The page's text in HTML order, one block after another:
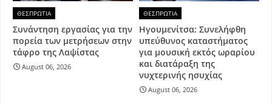
ΘΕΣΠΡΩΤΙΑ
Συνάντηση εργασίας για την
πορεία των μετρήσεων στην
τάφρο της Λαψίστας
August 06, 2026
ΘΕΣΠΡΩΤΙΑ
Ηγουμενίτσα: Συνελήφθη
υπεύθυνος καταστήματος
για μουσική εκτός ωραρίου
και διατάραξη της
νυχτερινής ησυχίας
August 06, 2026